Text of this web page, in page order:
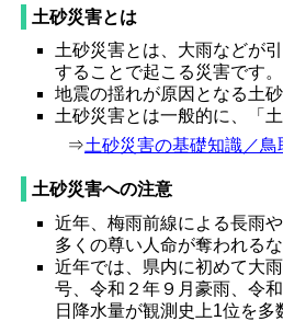
土砂災害とは
土砂災害とは、大雨などが
することで起こる災害です。
地震の揺れが原因となる土
土砂災害とは一般的に、「
⇒土砂災害の基礎知識／鳥
土砂災害への注意
近年、梅雨前線による長雨
多くの尊い人命が奪われる
近年では、県内に初めて大
号、令和２年９月豪雨、令
日降水量が観測史上1位を